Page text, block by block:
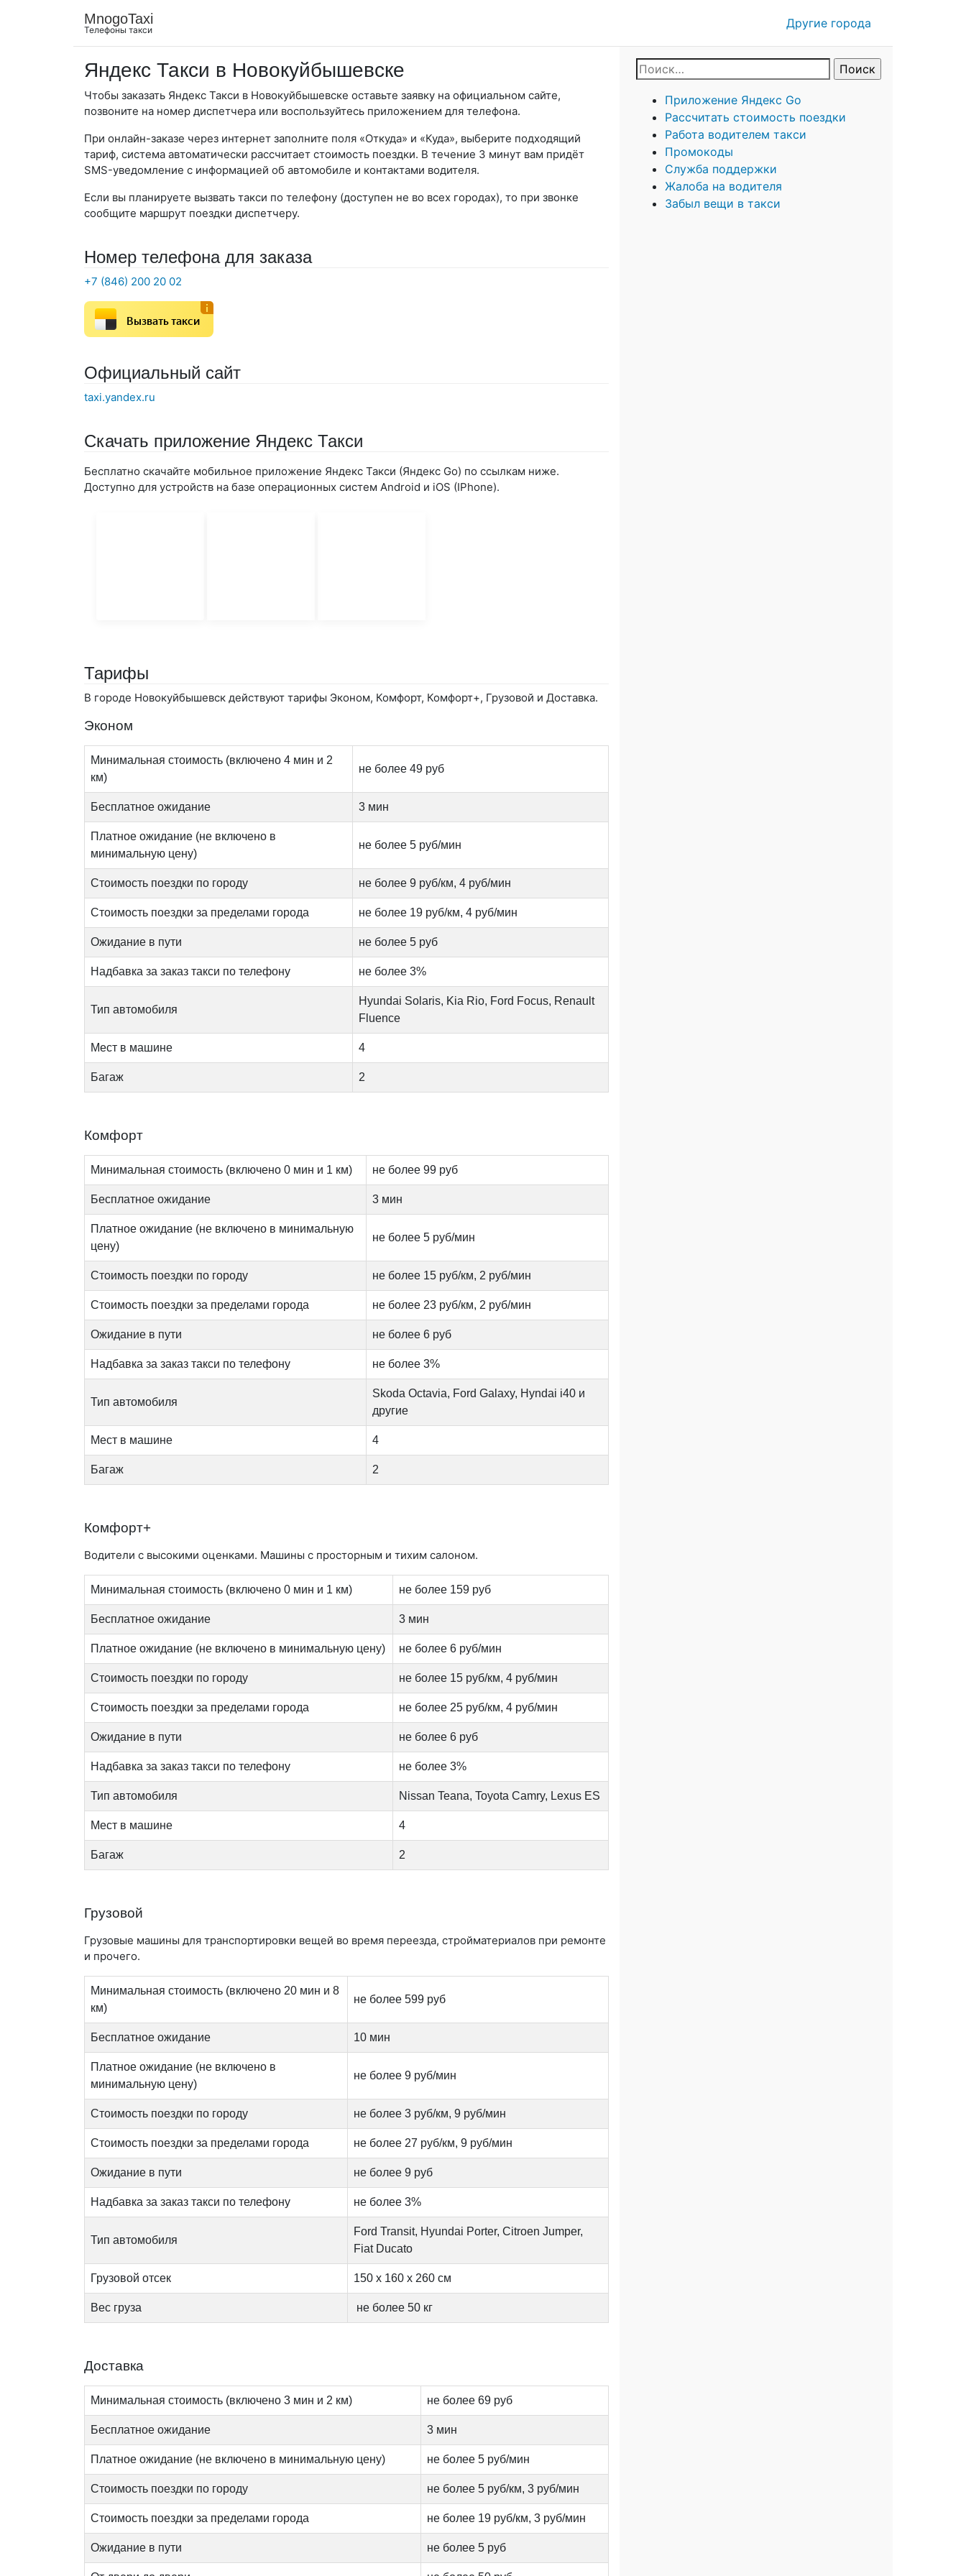
MnogoTaxi
Телефоны такси Другие города
Яндекс Такси в Новокуйбышевске
Чтобы заказать Яндекс Такси в Новокуйбышевске оставьте заявку на официальном сайте,
позвоните на номер диспетчера или воспользуйтесь приложением для телефона.
При онлайн-заказе через интернет заполните поля «Откуда» и «Куда», выберите подходящий
тариф, система автоматически рассчитает стоимость поездки. В течение 3 минут вам придёт
SMS-уведомление с информацией об автомобиле и контактами водителя.
Если вы планируете вызвать такси по телефону (доступен не во всех городах), то при звонке
сообщите маршрут поездки диспетчеру.
Номер телефона для заказа
+7 (846) 200 20 02
Вызвать такси
Официальный сайт
taxi.yandex.ru
Скачать приложение Яндекс Такси
Бесплатно скачайте мобильное приложение Яндекс Такси (Яндекс Go) по ссылкам ниже.
Доступно для устройств на базе операционных систем Android и iOS (IPhone).
Тарифы
В городе Новокуйбышевск действуют тарифы Эконом, Комфорт, Комфорт+, Грузовой и Доставка.
Эконом
Минимальная стоимость (включено 4 мин и 2
км)
не более 49 руб
Бесплатное ожидание 3 мин
Платное ожидание (не включено в
минимальную цену)
не более 5 руб/мин
Стоимость поездки по городу не более 9 руб/км, 4 руб/мин
Стоимость поездки за пределами города не более 19 руб/км, 4 руб/мин
Ожидание в пути не более 5 руб
Надбавка за заказ такси по телефону не более 3%
Тип автомобиля
Hyundai Solaris, Kia Rio, Ford Focus, Renault
Fluence
Мест в машине 4
Багаж 2
Комфорт
Минимальная стоимость (включено 0 мин и 1 км) не более 99 руб
Бесплатное ожидание 3 мин
Платное ожидание (не включено в минимальную
цену)
не более 5 руб/мин
Стоимость поездки по городу не более 15 руб/км, 2 руб/мин
Стоимость поездки за пределами города не более 23 руб/км, 2 руб/мин
Ожидание в пути не более 6 руб
Надбавка за заказ такси по телефону не более 3%
Тип автомобиля
Skoda Octavia, Ford Galaxy, Hyndai i40 и
другие
Мест в машине 4
Багаж 2
Комфорт+
Водители с высокими оценками. Машины с просторным и тихим салоном.
Минимальная стоимость (включено 0 мин и 1 км) не более 159 руб
Бесплатное ожидание 3 мин
Платное ожидание (не включено в минимальную цену) не более 6 руб/мин
Стоимость поездки по городу не более 15 руб/км, 4 руб/мин
Стоимость поездки за пределами города не более 25 руб/км, 4 руб/мин
Ожидание в пути не более 6 руб
Надбавка за заказ такси по телефону не более 3%
Тип автомобиля Nissan Teana, Toyota Camry, Lexus ES
Мест в машине 4
Багаж 2
Грузовой
Грузовые машины для транспортировки вещей во время переезда, стройматериалов при ремонте
и прочего.
Минимальная стоимость (включено 20 мин и 8
км)
не более 599 руб
Бесплатное ожидание 10 мин
Платное ожидание (не включено в
минимальную цену)
не более 9 руб/мин
Стоимость поездки по городу не более 3 руб/км, 9 руб/мин
Стоимость поездки за пределами города не более 27 руб/км, 9 руб/мин
Ожидание в пути не более 9 руб
Надбавка за заказ такси по телефону не более 3%
Тип автомобиля
Ford Transit, Hyundai Porter, Citroen Jumper,
Fiat Ducato
Грузовой отсек 150 х 160 х 260 см
Вес груза не более 50 кг
Доставка
Минимальная стоимость (включено 3 мин и 2 км) не более 69 руб
Бесплатное ожидание 3 мин
Платное ожидание (не включено в минимальную цену) не более 5 руб/мин
Стоимость поездки по городу не более 5 руб/км, 3 руб/мин
Стоимость поездки за пределами города не более 19 руб/км, 3 руб/мин
Ожидание в пути не более 5 руб
Приложение Яндекс Go
Рассчитать стоимость поездки
Работа водителем такси
Промокоды
Служба поддержки
Жалоба на водителя
Забыл вещи в такси